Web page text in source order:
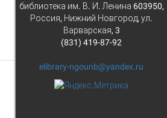
13
библиотека им. В. И. Ленина 603950,
Россия, Нижний Новгород, ул.
Варварская, 3
(831) 419-87-92
elibrary-ngounb@yandex.ru